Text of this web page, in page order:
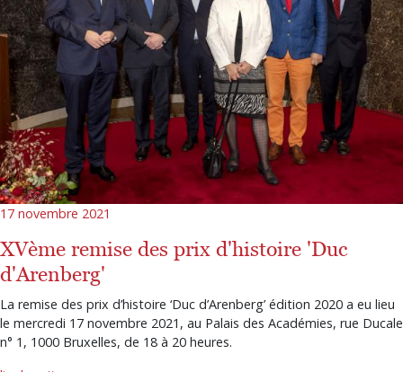
17 novembre 2021
XVème remise des prix d'histoire 'Duc
d'Arenberg'
La remise des prix d’histoire ‘Duc d’Arenberg’ édition 2020 a eu lieu
le mercredi 17 novembre 2021, au Palais des Académies, rue Ducale
n° 1, 1000 Bruxelles, de 18 à 20 heures.